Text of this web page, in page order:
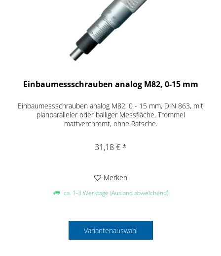
Einbaumessschrauben analog M82, 0-15 mm
Einbaumessschrauben analog M82, 0 - 15 mm, DIN 863, mit
planparalleler oder balliger Messfläche, Trommel
mattverchromt, ohne Ratsche.
31,18 € *
Merken
ca. 1-3 Werktage (Ausland abweichend)
Variantenauswahl